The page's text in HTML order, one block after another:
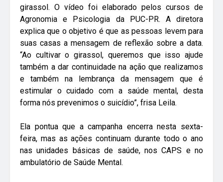
girassol. O vídeo foi elaborado pelos cursos de
Agronomia e Psicologia da PUC-PR. A diretora
explica que o objetivo é que as pessoas levem para
suas casas a mensagem de reflexão sobre a data.
“Ao cultivar o girassol, queremos que isso ajude
também a dar continuidade na ação que realizamos
e também na lembrança da mensagem que é
estimular o cuidado com a saúde mental, desta
forma nós prevenimos o suicídio”, frisa Leila.
Ela pontua que a campanha encerra nesta sexta-
feira, mas as ações continuam durante todo o ano
nas unidades básicas de saúde, nos CAPS e no
ambulatório de Saúde Mental.